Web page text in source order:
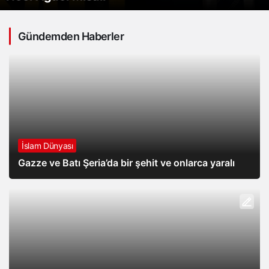
Gündemden Haberler
İslam Dünyası
Gazze ve Batı Şeria’da bir şehit ve onlarca yaralı